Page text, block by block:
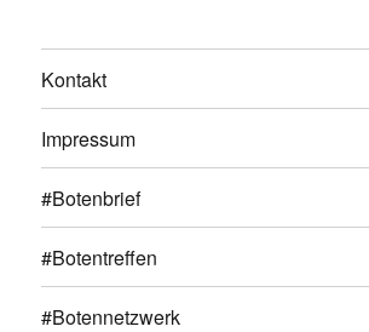
Kontakt
Impressum
#Botenbrief
#Botentreffen
#Botennetzwerk